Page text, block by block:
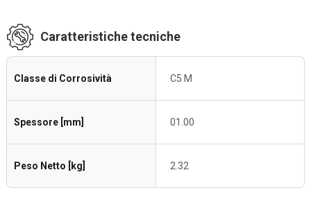
Caratteristiche tecniche
Classe di Corrosività C5 M
Spessore [mm] 01.00
Peso Netto [kg] 2.32